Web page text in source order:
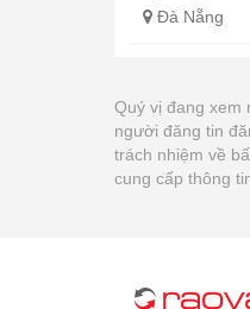
Đà Nẵng
Quý vị đang xem
người đăng tin
trách nhiệm về
cung cấp thông